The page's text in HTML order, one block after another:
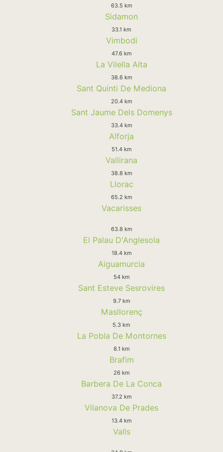
63.5 km
Sidamon
33.1 km
Vimbodi
47.6 km
La Vilella Alta
38.6 km
Sant Quinti De Mediona
20.4 km
Sant Jaume Dels Domenys
33.4 km
Alforja
51.4 km
Vallirana
38.8 km
Llorac
65.2 km
Vacarisses
63.8 km
El Palau D'Anglesola
18.4 km
Aiguamurcia
54 km
Sant Esteve Sesrovires
9.7 km
Masllorenç
5.3 km
La Pobla De Montornes
8.1 km
Brafim
26 km
Barbera De La Conca
37.2 km
Vilanova De Prades
13.4 km
Valls